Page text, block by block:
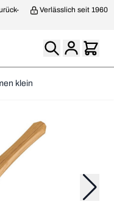
Verlässlich seit 1960
klein